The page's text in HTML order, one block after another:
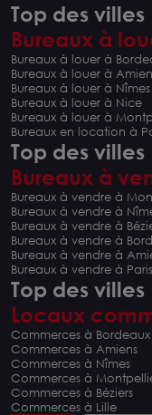
Top des villes
Bureaux à
Bureaux à louer à
Bureaux à louer à
Bureaux à louer à Nîmes
Bureaux à louer à Nice
Bureaux à louer à
Bureaux en location à
Top des villes
Bureaux à
Bureaux à vendre à
Bureaux à vendre à
Bureaux à vendre à
Bureaux à vendre à
Bureaux à vendre à
Bureaux à vendre à Paris
Top des villes
Locaux
Commerces à Bordeaux
Commerces à Amiens
Commerces à Nîmes
Commerces à
Commerces à Béziers
Commerces à Lille